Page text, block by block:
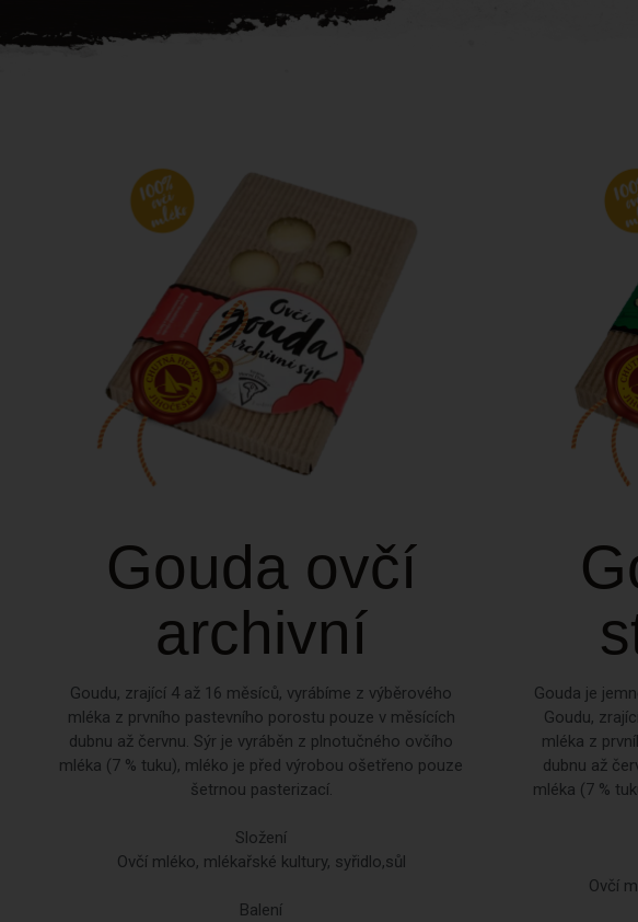
Gouda ovčí
archivní
Goudu, zrající 4 až 16 měsíců, vyrábíme z výběrového
mléka z prvního pastevního porostu pouze v měsících
dubnu až červnu. Sýr je vyráběn z plnotučného ovčího
mléka (7 % tuku), mléko je před výrobou ošetřeno pouze
šetrnou pasterizací.
Složení
Ovčí mléko, mlékařské kultury, syřidlo,sůl
Balení
Gouda je
Goudu,
mléka z
dubnu až
mléka (7 %
Ovčí